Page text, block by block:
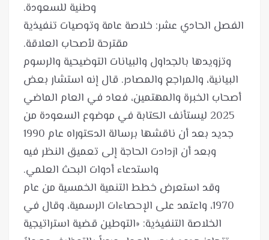
الفصل الحادي عشر: خلاصة عامة وتوصيات تنفيذية
وتزويدها بالجداول والبيانات التوضيحية والرسوم
البيانية، والمراجع والمصادر. قال إنه استشار بعض
أصحاب الخبرة والمهتمين، فعاد في العام الماضي
2025 ليستأنف الكتابة في موضوع السعودة من
جديد بعد أن ناقشها برسالة الدكتوراه عام 1990
وبعد أن ازدادت الحاجة إلى تعميق النظر فيه
وقد استعرض خطط التنمية الخمسية من عام
1970، واعتمد على الإحصاءات الرسمية، وقال في
الخلاصة التنفيذية: «التوطين قضية استراتيجية